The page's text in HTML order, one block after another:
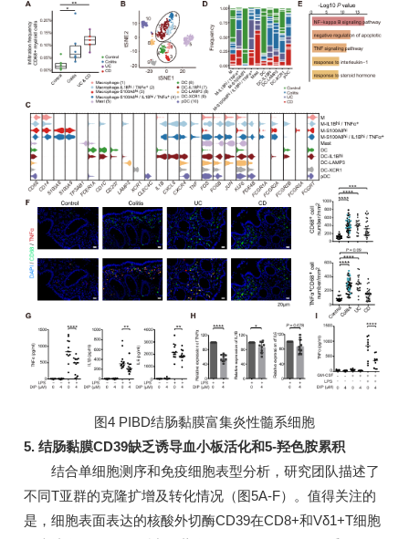
图4 PIBD结肠黏膜富集炎性髓系细胞
5. 结肠黏膜CD39缺乏诱导血小板活化和5-羟色胺累积
结合单细胞测序和免疫细胞表型分析，研究团队描述了
不同T亚群的克隆扩增及转化情况（图5A-F）。值得关注的
是，细胞表面表达的核酸外切酶CD39在CD8+和Vδ1+T细胞